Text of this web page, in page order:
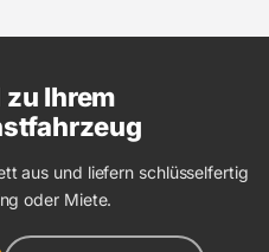
zu Ihrem
aus und liefern schlüsselfertig
oder Miete.